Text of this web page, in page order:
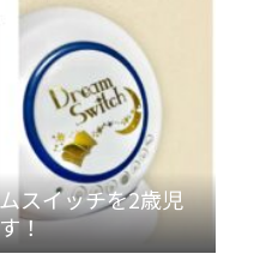
スイッチを2歳児
！